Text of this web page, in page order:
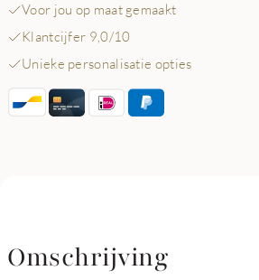
Voor jou op maat gemaakt
Klantcijfer 9,0/10
Unieke personalisatie opties
Omschrijving